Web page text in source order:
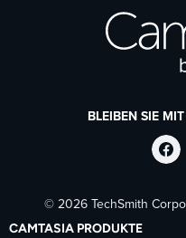
BLEIBEN SIE
© 2026 TechSmith
CAMTASIA PRODUKTE